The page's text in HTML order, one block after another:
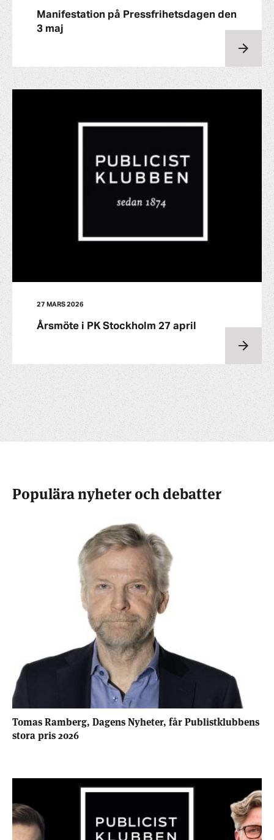
Manifestation på Pressfrihetsdagen den
3 maj
27 MARS 2026
Årsmöte i PK Stockholm 27 april
Populära nyheter och debatter
Tomas Ramberg, Dagens Nyheter, får Publistklubbens
stora pris 2026